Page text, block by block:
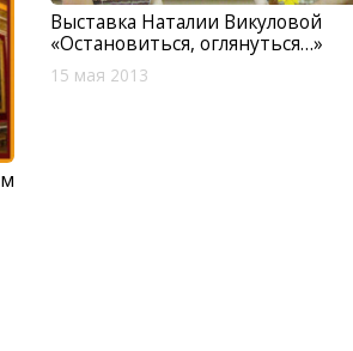
Выставка Наталии Викуловой
«Остановиться, оглянуться…»
15 мая 2013